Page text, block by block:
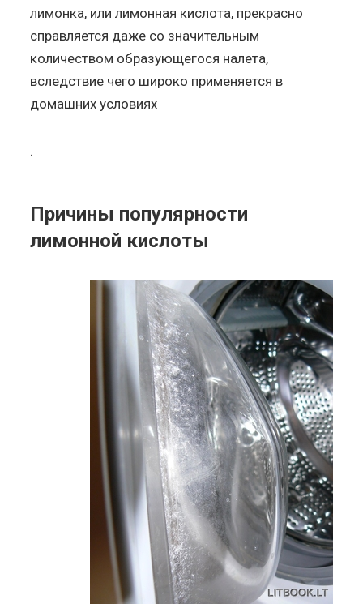
лимонка, или лимонная кислота, прекрасно
справляется даже со значительным
количеством образующегося налета,
вследствие чего широко применяется в
домашних условиях
.
Причины популярности
лимонной кислоты